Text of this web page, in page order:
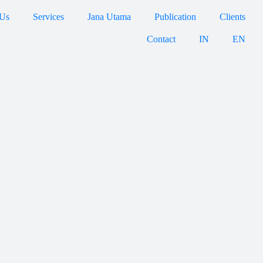
Services Jana Utama Publication Clients
Contact IN EN